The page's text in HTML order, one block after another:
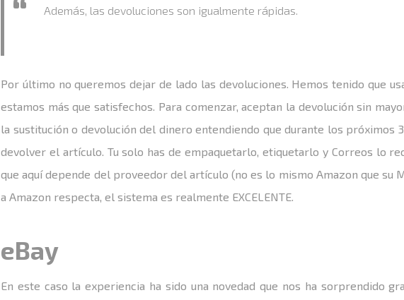
Además, las devoluciones son igualmente rápidas.
Por último no queremos dejar de lado las devoluciones. Hemos tenido que
estamos más que satisfechos. Para comenzar, aceptan la devolución sin
la sustitución o devolución del dinero entendiendo que durante los próximos
devolver el artículo. Tu solo has de empaquetarlo, etiquetarlo y Correos lo
que aquí depende del proveedor del artículo (no es lo mismo Amazon que su
a Amazon respecta, el sistema es realmente EXCELENTE.
eBay
En este caso la experiencia ha sido una novedad que nos ha sorprendido